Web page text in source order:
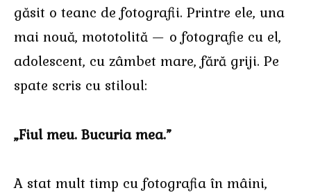
găsit o teanc de fotografii. Printre ele, una
mai nouă, mototolită — o fotografie cu el,
adolescent, cu zâmbet mare, fără griji. Pe
spate scris cu stiloul:
„Fiul meu. Bucuria mea.”
A stat mult timp cu fotografia în mâini,